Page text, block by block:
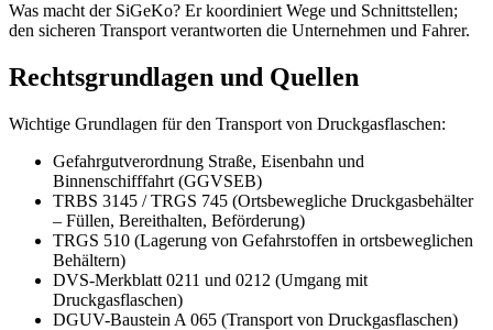
Was macht der SiGeKo? Er koordiniert Wege und Schnittstellen;
den sicheren Transport verantworten die Unternehmen und Fahrer.
Rechtsgrundlagen und Quellen
Wichtige Grundlagen für den Transport von Druckgasflaschen:
Gefahrgutverordnung Straße, Eisenbahn und
Binnenschifffahrt (GGVSEB)
TRBS 3145 / TRGS 745 (Ortsbewegliche Druckgasbehälter
– Füllen, Bereithalten, Beförderung)
TRGS 510 (Lagerung von Gefahrstoffen in ortsbeweglichen
Behältern)
DVS-Merkblatt 0211 und 0212 (Umgang mit
Druckgasflaschen)
DGUV-Baustein A 065 (Transport von Druckgasflaschen)